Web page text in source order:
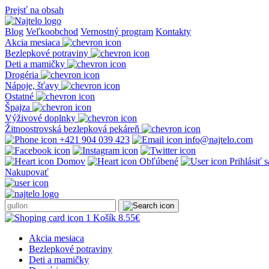
Prejsť na obsah
Blog Veľkoobchod Vernostný program Kontakty
Akcia mesiaca
Bezlepkové potraviny
Deti a mamičky
Drogéria
Nápoje, šťavy
Ostatné
Špajza
Výživové doplnky
Žitnoostrovská bezlepková pekáreň
+421 904 039 423
info@najtelo.com
Domov Obľúbené Prihlásiť
Nakupovať
1 Košík 8.55€
Akcia mesiaca
Bezlepkové potraviny
Deti a mamičky